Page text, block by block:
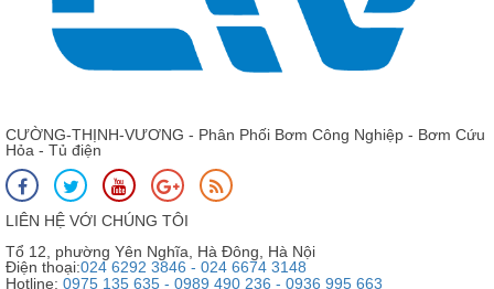
CƯỜNG-THỊNH-VƯƠNG - Phân Phối Bơm Công Nghiệp - Bơm Cứu
Hỏa - Tủ điện
LIÊN HỆ VỚI CHÚNG TÔI
Tổ 12, phường Yên Nghĩa, Hà Đông, Hà Nội
Điện thoại:024 6292 3846 - 024 6674 3148
Hotline: 0975 135 635 - 0989 490 236 - 0936 995 663